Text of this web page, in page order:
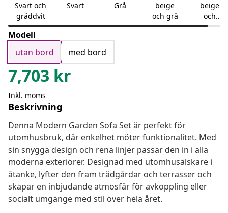
Svart och
gräddvit
Svart Grå
beige
och grå
beige
och
gräddvit
Modell
utan bord
med bord
7,703 kr
Inkl. moms
Beskrivning
Denna Modern Garden Sofa Set är perfekt för
utomhusbruk, där enkelhet möter funktionalitet. Med
sin snygga design och rena linjer passar den in i alla
moderna exteriörer. Designad med utomhusälskare i
åtanke, lyfter den fram trädgårdar och terrasser och
skapar en inbjudande atmosfär för avkoppling eller
socialt umgänge med stil över hela året.